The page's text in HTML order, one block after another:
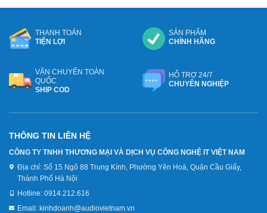
THANH TOÁN
TIỆN LỢI
SẢN PHẨM
CHÍNH HÃNG
VẬN CHUYỂN TOÀN
QUỐC
SHIP COD
HỖ TRỢ 24/7
CHUYÊN NGHIỆP
THÔNG TIN LIÊN HỆ
CÔNG TY TNHH THƯƠNG MẠI VÀ DỊCH VỤ CÔNG NGHỆ IT VIỆT NAM
Địa chỉ: Số 15 Ngõ 88 Trung Kính, Phường Yên Hoà, Quận Cầu Giấy,
Thành Phố Hà Nội
Hotline: 0914.212.616
Email: kinhdoanh@audiovietnam.vn